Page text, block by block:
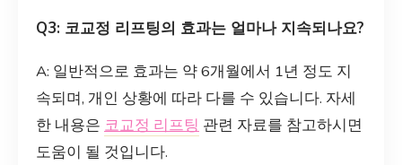
Q3: 코교정 리프팅의 효과는 얼마나 지속되나요?
A: 일반적으로 효과는 약 6개월에서 1년 정도 지
속되며, 개인 상황에 따라 다를 수 있습니다. 자세
한 내용은 코교정 리프팅 관련 자료를 참고하시면
도움이 될 것입니다.